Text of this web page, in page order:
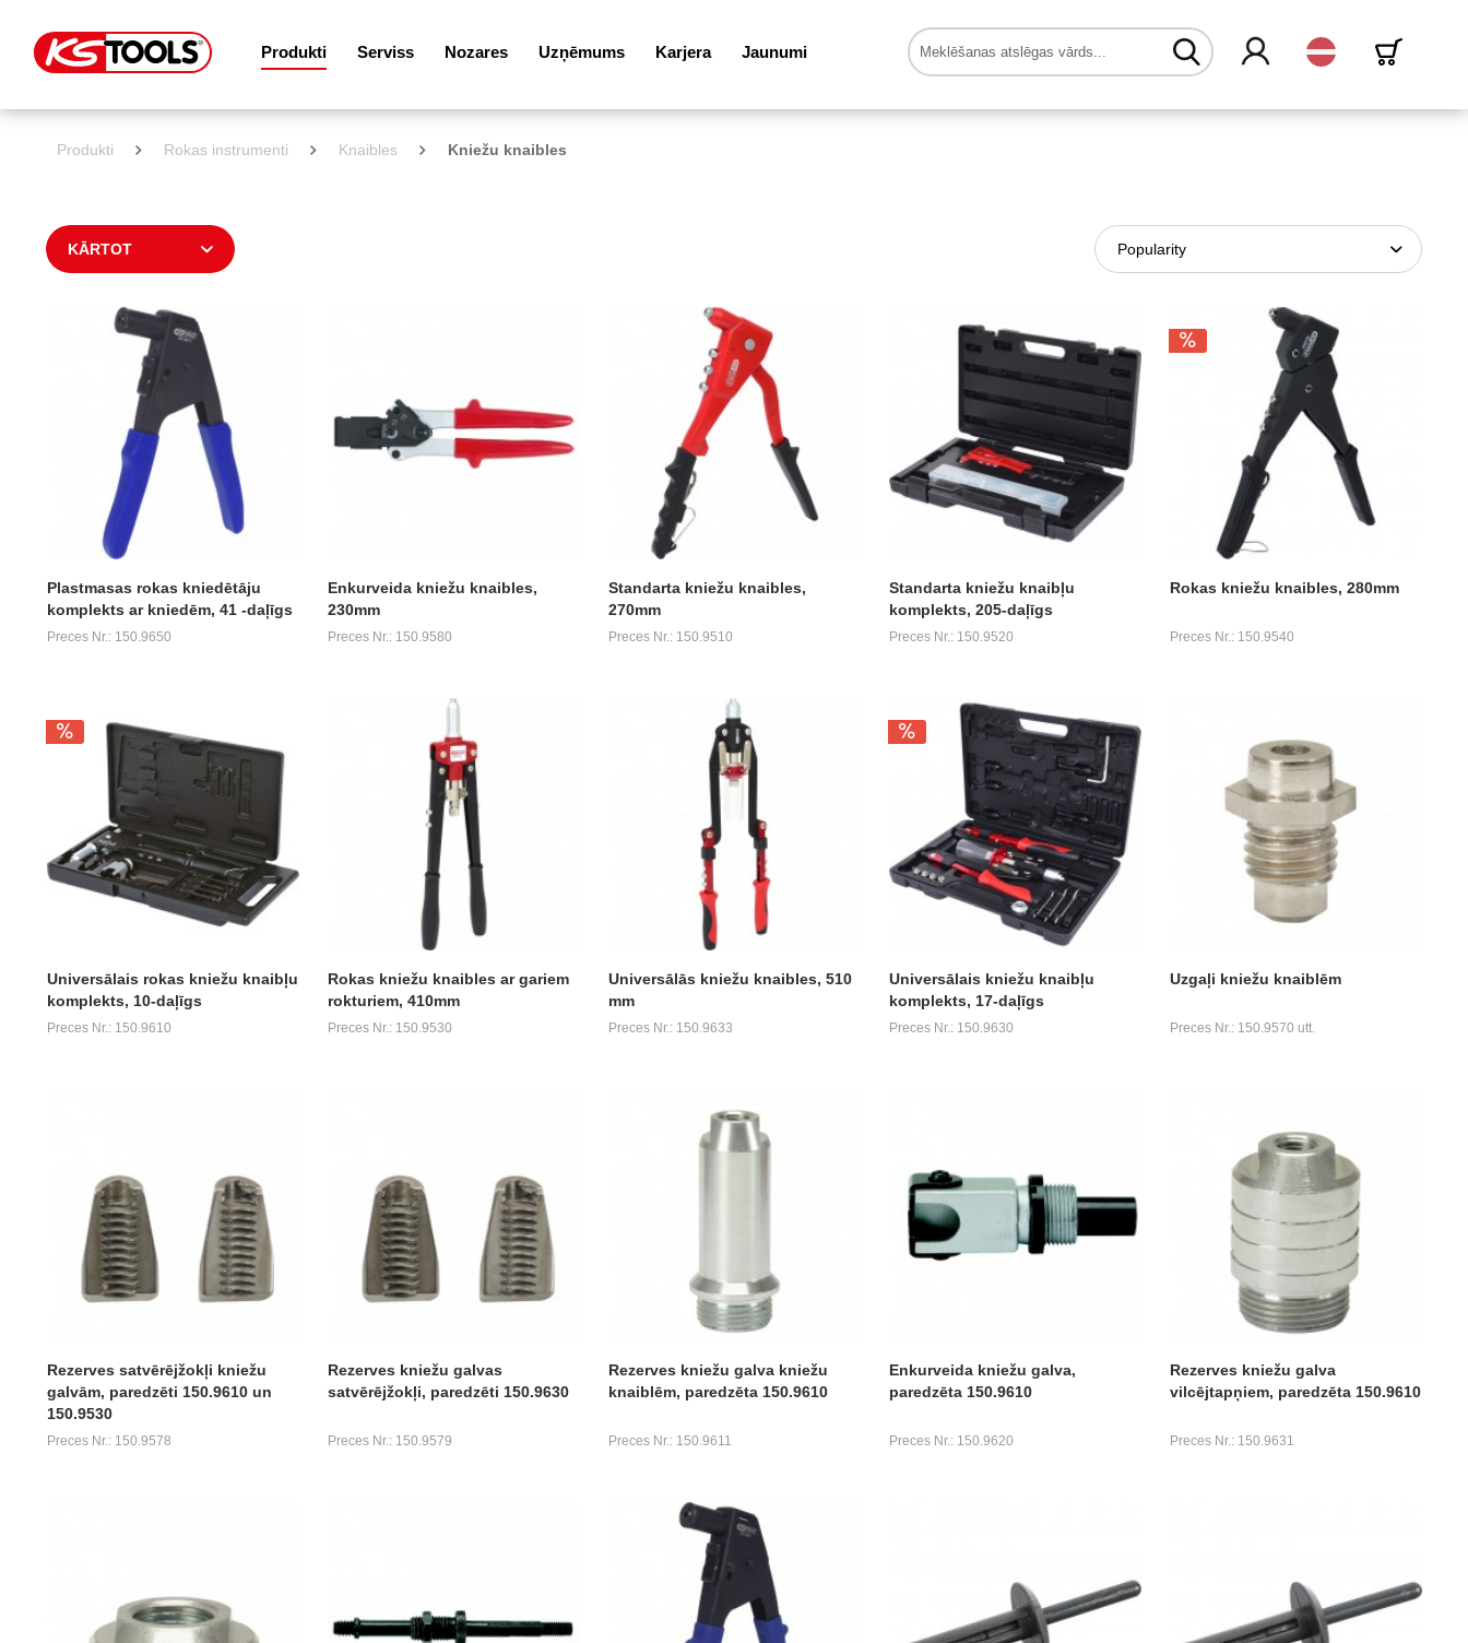
Produkti Serviss Nozares Uzņēmums Karjera Jaunumi Latvijas
Produkti Rokas instrumenti Knaibles Kniežu knaibles
KĀRTOT
Plastmasas rokas kniedētāju
komplekts ar kniedēm, 41 -daļīgs
Preces Nr.: 150.9650
Enkurveida kniežu knaibles,
230mm
Preces Nr.: 150.9580
Standarta kniežu knaibles,
270mm
Preces Nr.: 150.9510
Standarta kniežu knaibļu
komplekts, 205-daļīgs
Preces Nr.: 150.9520
Rokas kniežu knaibles, 280mm
Preces Nr.: 150.9540
Universālais rokas kniežu knaibļu
komplekts, 10-daļīgs
Preces Nr.: 150.9610
Rokas kniežu knaibles ar gariem
rokturiem, 410mm
Preces Nr.: 150.9530
Universālās kniežu knaibles, 510
mm
Preces Nr.: 150.9633
Universālais kniežu knaibļu
komplekts, 17-daļīgs
Preces Nr.: 150.9630
Uzgaļi kniežu knaiblēm
Preces Nr.: 150.9570 utt.
Rezerves satvērējžokļi kniežu
galvām, paredzēti 150.9610 un
150.9530
Preces Nr.: 150.9578
Rezerves kniežu galvas
satvērējžokļi, paredzēti 150.9630
Preces Nr.: 150.9579
Rezerves kniežu galva kniežu
knaiblēm, paredzēta 150.9610
Preces Nr.: 150.9611
Enkurveida kniežu galva,
paredzēta 150.9610
Preces Nr.: 150.9620
Rezerves kniežu galva
vilcējtapņiem, paredzēta 150.9610
Preces Nr.: 150.9631